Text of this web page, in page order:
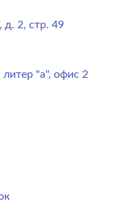
д. 2, стр. 49
"a", офис 2